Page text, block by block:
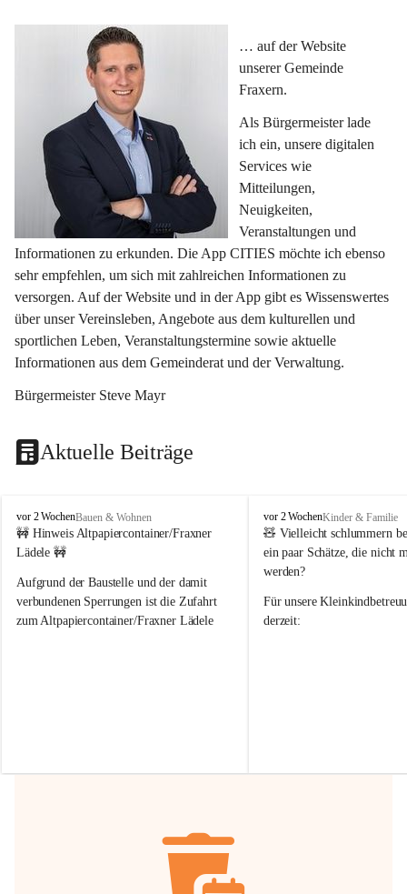
… auf der Website
unserer Gemeinde
Fraxern.
Als Bürgermeister lade
ich ein, unsere digitalen
Services wie
Mitteilungen,
Neuigkeiten,
Veranstaltungen und
Informationen zu erkunden. Die App CITIES möchte ich ebenso
sehr empfehlen, um sich mit zahlreichen Informationen zu
versorgen. Auf der Website und in der App gibt es Wissenswertes
über unser Vereinsleben, Angebote aus dem kulturellen und
sportlichen Leben, Veranstaltungstermine sowie aktuelle
Informationen aus dem Gemeinderat und der Verwaltung.
Bürgermeister Steve Mayr
Aktuelle Beiträge
F
r
a
e
r
n
vor 2 WochenBauen & Wohnen
🚧 Hinweis Altpapiercontainer/Fraxner
Lädele 🚧
Aufgrund der Baustelle und der damit
verbundenen Sperrungen ist die Zufahrt
zum Altpapiercontainer/Fraxner Lädele
Hilfsbereitschaft!
F
r
a
x
r
n
vor 2 WochenKinder & Familie
🧸 Vielleicht schlummern
ein paar Schätze, die nicht
werden?
Für unsere
derzeit: